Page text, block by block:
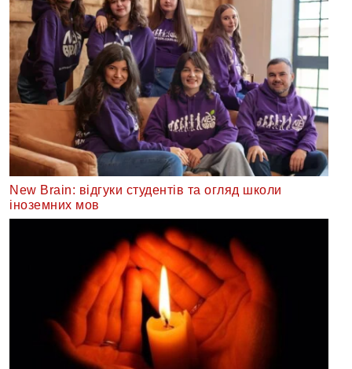
New Brain: відгуки студентів та огляд школи
іноземних мов